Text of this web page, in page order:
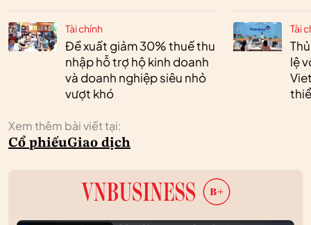
Tài chính
Đề xuất giảm 30% thuế thu
nhập hỗ trợ hộ kinh doanh
và doanh nghiệp siêu nhỏ
vượt khó
Tài
lệ
Xem thêm bài viết tại:
Cổ phiếuGiao dịch